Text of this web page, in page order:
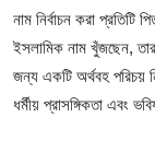
নাম নির্বাচন করা প্রতিটি
ইসলামিক নাম খুঁজছেন,
জন্য একটি অর্থবহ পরিচয়
ধর্মীয় প্রাসঙ্গিকতা এবং